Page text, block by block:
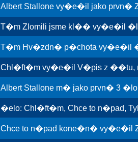
Albert Stallone vy�e�il jako prvn�
T�m Zlomili jsme kl�� vy�e�il
T�m Hv�zdn� p�chota vy�e�il
Chl�ft�m vy�e�il V�pis z ��tu,
Albert Stallone m� jako prvn� 3
�elo: Chl�ft�m, Chce to n�pad,
Chce to n�pad kone�n� vy�e�il